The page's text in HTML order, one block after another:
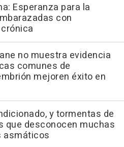
Esperanza para la
con
no muestra evidencia
comunes de
mejoren éxito en
y tormentas de
que desconocen muchas
asmáticos